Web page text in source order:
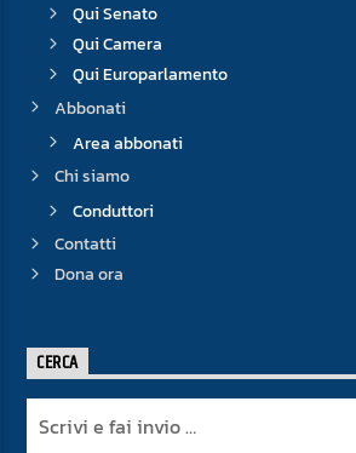
Qui Senato
Qui Camera
Qui Europarlamento
Abbonati
Area abbonati
Chi siamo
Conduttori
Contatti
Dona ora
CERCA